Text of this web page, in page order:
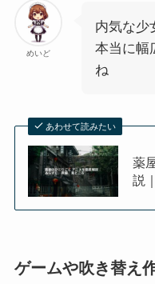
めいど
内気な少
本当に幅
ね
あわせて読みたい
薬
説
ゲームや吹き替え